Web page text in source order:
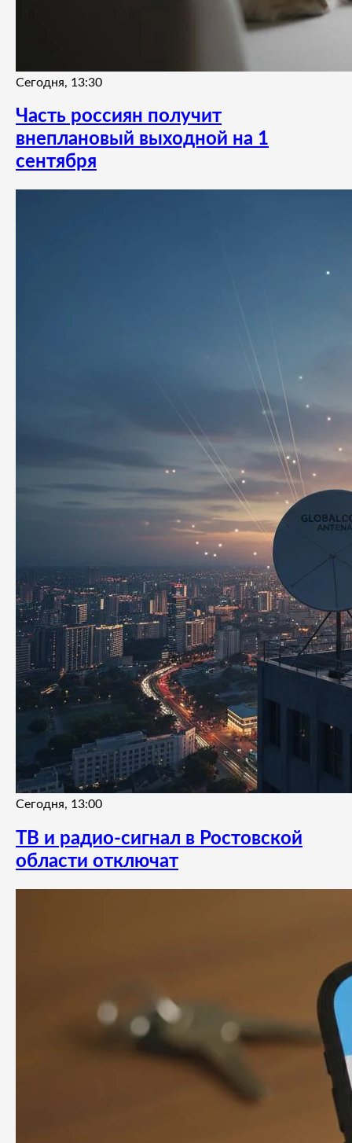
Сегодня, 13:30
Часть россиян получит
внеплановый выходной на 1
сентября
Сегодня, 13:00
ТВ и радио-сигнал в Ростовской
области отключат